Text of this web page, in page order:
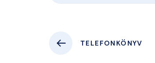
TELEFONKÖNYV